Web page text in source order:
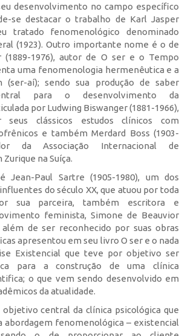
desenvolvimento no campo específico
se destacar o trabalho de Karl Jasper
tratado fenomenológico denominado
(1923). Outro importante nome é o de
(1889-1976), autor de O ser e o Tempo
uma fenomenologia hermenêutica e a
(ser-aí); sendo sua produção de saber
para o desenvolvimento da
por Ludwing Biswanger (1881-1966),
seus clássicos estudos clínicos com
e também Merdard Boss (1903-
da Associação Internacional de
na Suíça.
Jean-Paul Sartre (1905-1980), um dos
do século XX, que atuou por toda
sua parceira, também escritora e
feminista, Simone de Beauvior
além de ser reconhecido por suas obras
apresentou em seu livro O ser e o nada
Existencial que teve por objetivo ser
para a construção de uma clínica
o que vem sendo desenvolvido em
da atualidade.
central da clínica psicológica que
abordagem fenomenológica – existencial